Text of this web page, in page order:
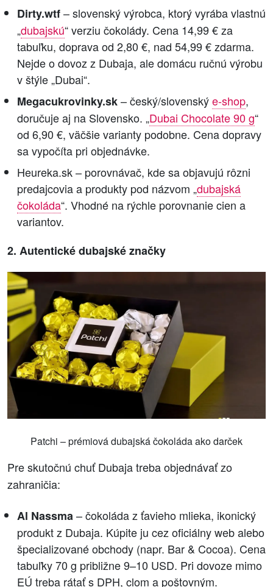
Dirty.wtf– slovenský výrobca, ktorý vyrába vlastnú
„dubajskú“ verziu čokolády. Cena 14,99 € za
tabuľku, doprava od 2,80 €, nad 54,99 € zdarma.
Nejde o dovoz z Dubaja, ale domácu ručnú výrobu
v štýle „Dubai“.
Megacukrovinky.sk– český/slovenskýe-shop,
doručuje aj na Slovensko. „Dubai Chocolate 90 g“
od 6,90 €, väčšie varianty podobne. Cena dopravy
sa vypočíta pri objednávke.
Heureka.sk – porovnávač, kde sa objavujú rôzni
predajcovia a produkty pod názvom „dubajská
čokoláda“. Vhodné na rýchle porovnanie cien a
variantov.
2. Autentické dubajské značky
Patchi – prémiová dubajská čokoláda ako darček
Pre skutočnú chuť Dubaja treba objednávať zo
zahraničia:
Al Nassma– čokoláda z ťavieho mlieka, ikonický
produkt z Dubaja. Kúpite ju cez oficiálny web alebo
špecializované obchody (napr. Bar & Cocoa). Cena
tabuľky 70 g približne 9–10 USD. Pri dovoze mimo
EÚ treba rátať s DPH, clom a poštovným.